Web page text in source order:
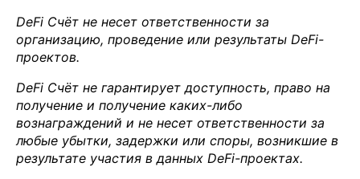
DeFi Счёт не несет ответственности за
организацию, проведение или результаты DeFi-
проектов.
DeFi Счёт не гарантирует доступность, право на
получение и получение каких-либо
вознаграждений и не несет ответственности за
любые убытки, задержки или споры, возникшие в
результате участия в данных DeFi-проектах.